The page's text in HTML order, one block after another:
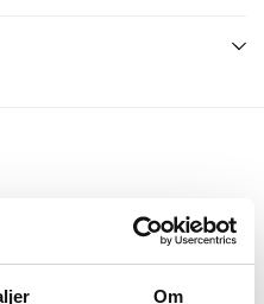
Om
vaskes igen og igen
tøjet da der kan være forskel.
anbefaler vi du altid